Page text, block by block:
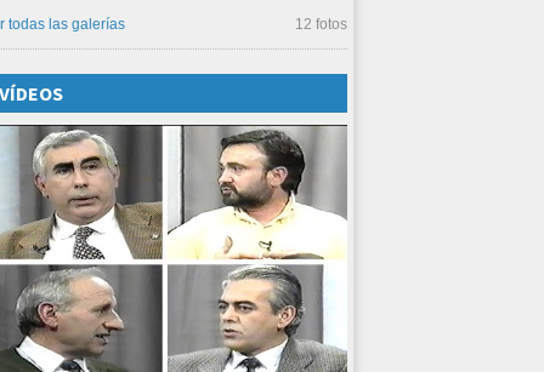
12 fotos
todas las galerías
VÍDEOS